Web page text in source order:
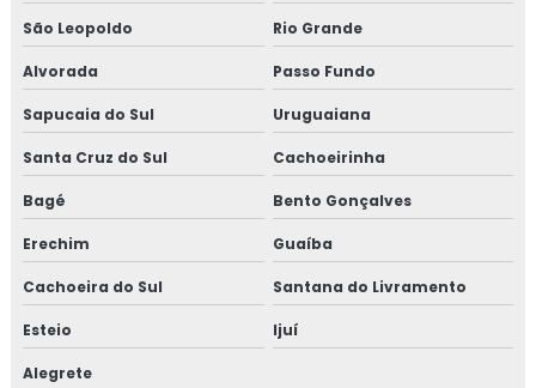
São Leopoldo Rio Grande
Alvorada Passo Fundo
Sapucaia do Sul Uruguaiana
Santa Cruz do Sul Cachoeirinha
Bagé Bento Gonçalves
Erechim Guaíba
Cachoeira do Sul Santana do Livramento
Esteio Ijuí
Alegrete